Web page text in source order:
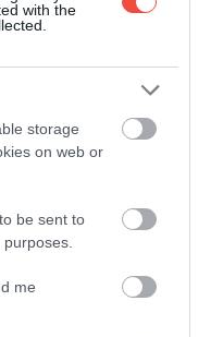
with the
storage
on web or
be sent to
me
között. Ez
legismertebb
zöld
El Golfo-völgyön